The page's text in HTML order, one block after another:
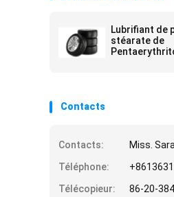
Lubrifiant de
stéarate de
Contacts
Contacts:
Miss.
Téléphone:
Télécopieur:
86-20-